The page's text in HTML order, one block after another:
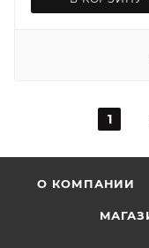
1
О КОМПАНИИ